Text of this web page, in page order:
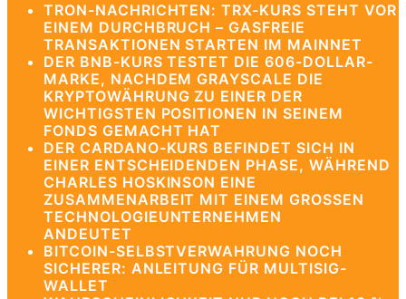
TRON-NACHRICHTEN: TRX-KURS STEHT VOR
EINEM DURCHBRUCH – GASFREIE
TRANSAKTIONEN STARTEN IM MAINNET
DER BNB-KURS TESTET DIE 606-DOLLAR-
MARKE, NACHDEM GRAYSCALE DIE
KRYPTOWÄHRUNG ZU EINER DER
WICHTIGSTEN POSITIONEN IN SEINEM
FONDS GEMACHT HAT
DER CARDANO-KURS BEFINDET SICH IN
EINER ENTSCHEIDENDEN PHASE, WÄHREND
CHARLES HOSKINSON EINE
ZUSAMMENARBEIT MIT EINEM GROSSEN T
ECHNOLOGIEUNTERNEHMEN A
NDEUTET
BITCOIN-SELBSTVERWAHRUNG NOCH
SICHERER: ANLEITUNG FÜR MULTISIG-
WALLET